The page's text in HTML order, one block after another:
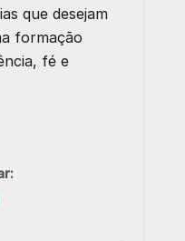
que desejam
formação
fé e